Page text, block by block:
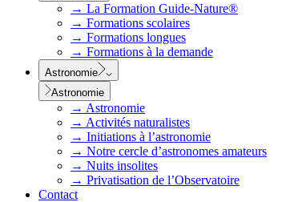
→ La Formation Guide-Nature®
→ Formations scolaires
→ Formations longues
→ Formations à la demande
Astronomie
Astronomie
→ Astronomie
→ Activités naturalistes
→ Initiations à l’astronomie
→ Notre cercle d’astronomes amateurs
→ Nuits insolites
→ Privatisation de l’Observatoire
Contact